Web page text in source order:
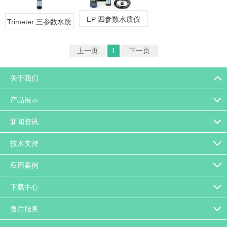
Trimeter 三参数水质
EP 四参数水质仪
上一页 1 下一页
关于我们
产品展示
新闻资讯
技术支持
应用案例
下载中心
售后服务